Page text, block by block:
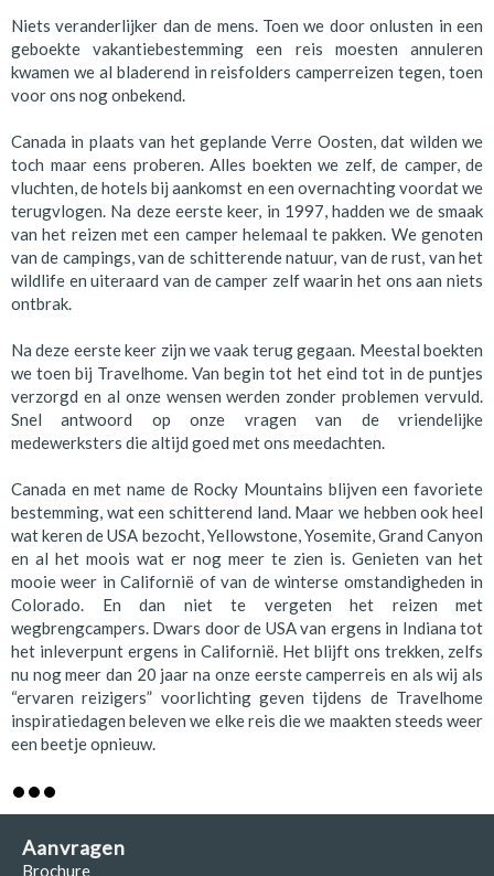
Niets veranderlijker dan de mens. Toen we door onlusten in een
geboekte vakantiebestemming een reis moesten annuleren
kwamen we al bladerend in reisfolders camperreizen tegen, toen
voor ons nog onbekend.
Canada in plaats van het geplande Verre Oosten, dat wilden we
toch maar eens proberen. Alles boekten we zelf, de camper, de
vluchten, de hotels bij aankomst en een overnachting voordat we
terugvlogen. Na deze eerste keer, in 1997, hadden we de smaak
van het reizen met een camper helemaal te pakken. We genoten
van de campings, van de schitterende natuur, van de rust, van het
wildlife en uiteraard van de camper zelf waarin het ons aan niets
ontbrak.
Na deze eerste keer zijn we vaak terug gegaan. Meestal boekten
we toen bij Travelhome. Van begin tot het eind tot in de puntjes
verzorgd en al onze wensen werden zonder problemen vervuld.
Snel antwoord op onze vragen van de vriendelijke
medewerksters die altijd goed met ons meedachten.
Canada en met name de Rocky Mountains blijven een favoriete
bestemming, wat een schitterend land. Maar we hebben ook heel
wat keren de USA bezocht, Yellowstone, Yosemite, Grand Canyon
en al het moois wat er nog meer te zien is. Genieten van het
mooie weer in Californië of van de winterse omstandigheden in
Colorado. En dan niet te vergeten het reizen met
wegbrengcampers. Dwars door de USA van ergens in Indiana tot
het inleverpunt ergens in Californië. Het blijft ons trekken, zelfs
nu nog meer dan 20 jaar na onze eerste camperreis en als wij als
“ervaren reizigers” voorlichting geven tijdens de Travelhome
inspiratiedagen beleven we elke reis die we maakten steeds weer
een beetje opnieuw.
Aanvragen
Brochure